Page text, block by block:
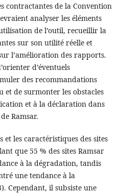
contractantes de la Convention
analyser les éléments
de l’outil, recueillir la
sur son utilité réelle et
l’amélioration des rapports.
d’éventuels
des recommandations
et de surmonter les obstacles
et à la déclaration dans
Ramsar.
et les caractéristiques des sites
que 55 % des sites Ramsar
à la dégradation, tandis
une tendance à la
Cependant, il subsiste une